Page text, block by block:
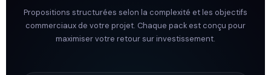
Propositions structurées selon la complexité et les objectifs
commerciaux de votre projet. Chaque pack est conçu pour
maximiser votre retour sur investissement.